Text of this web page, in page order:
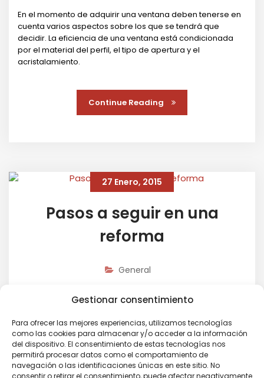
Gestionar consentimiento
Para ofrecer las mejores experiencias, utilizamos tecnologías
como las cookies para almacenar y/o acceder a la información
del dispositivo. El consentimiento de estas tecnologías nos
permitirá procesar datos como el comportamiento de
navegación o las identificaciones únicas en este sitio. No
consentir o retirar el consentimiento, puede afectar negativamente
En el momento de adquirir una ventana deben tenerse en
cuenta varios aspectos sobre los que se tendrá que
decidir. La eficiencia de una ventana está condicionada
por el material del perfil, el tipo de apertura y el
acristalamiento.
Continue Reading
27 Enero, 2015
Pasos a seguir en una
reforma
General
Hacer la reforma de una vivienda conlleva unos pasos.
que organizar los trabajos necesarios para que la obra se
realice con eficacia. Os lo explicamos, para que tengáis
una idea global, el orden que se debe seguir para realizar
una reforma correcta.